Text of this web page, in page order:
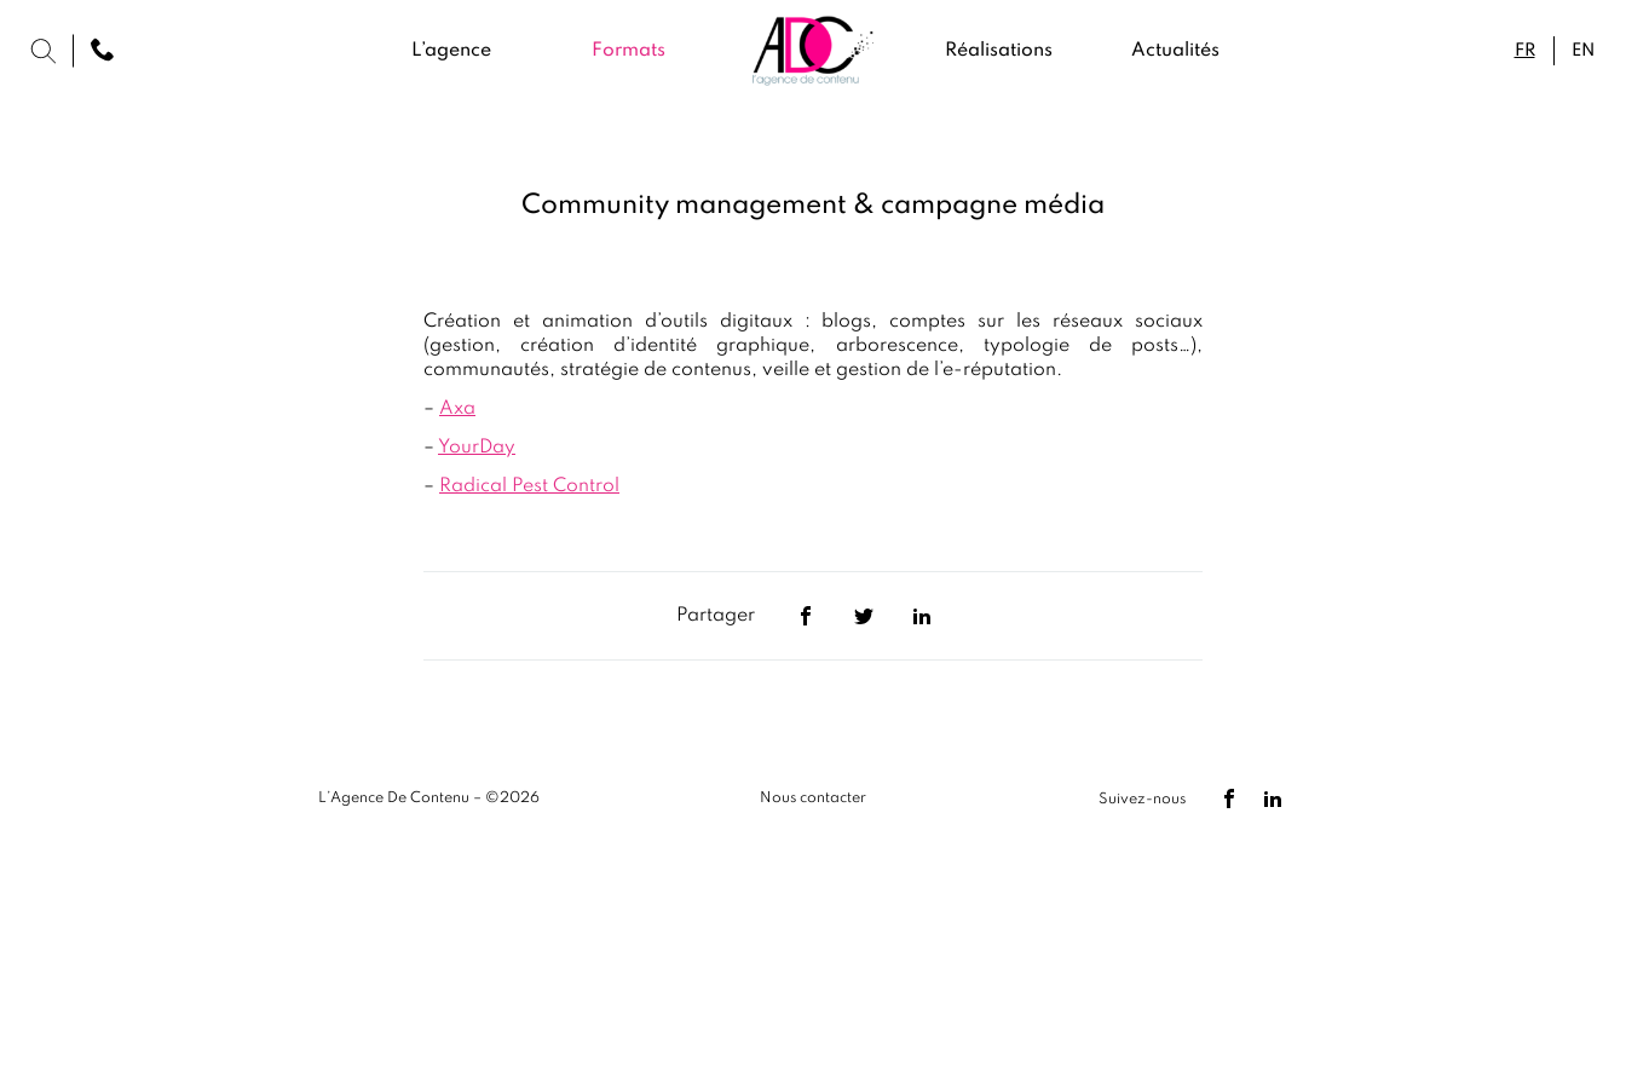
L’agence Formats Réalisations Actualités FR EN
Community management & campagne média
Création et animation d’outils digitaux : blogs, comptes sur les réseaux sociaux
(gestion, création d’identité graphique, arborescence, typologie de posts…),
communautés, stratégie de contenus, veille et gestion de l’e-réputation.
– Axa
– YourDay
– Radical Pest Control
Partager
L’Agence De Contenu – ©2026 Nous contacter Suivez-nous